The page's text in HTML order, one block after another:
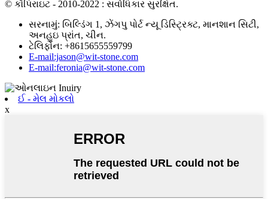
© કૉપિરાઇટ - 2010-2022 : સર્વાધિકાર સુરક્ષિત.
સરનામું: બિલ્ડિંગ 1, ઝેંગપુ પોર્ટ ન્યૂ ડિસ્ટ્રિક્ટ, માનશાન સિટી,
અનહુઇ પ્રાંત, ચીન.
ટેલિફોન: +8615655559799
E-mail:jason@wit-stone.com
E-mail:feronia@wit-stone.com
ઈ - મેલ મોકલો
x